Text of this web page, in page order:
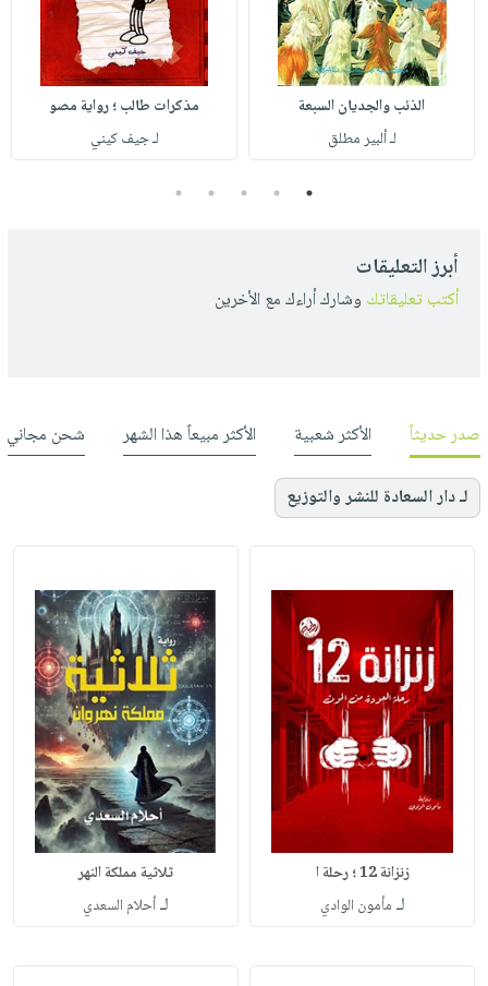
الذئب والجديان السبعة
لـ ألبير مطلق
مذكرات طالب ؛ رواية مصو
لـ جيف كيني
1
2
3
4
5
أبرز التعليقات
أكتب تعليقاتك وشارك أراءك مع الأخرين
صدر حديثاً الأكثر شعبية الأكثر مبيعاً هذا الشهر شحن مجاني
لـ دار السعادة للنشر والتوزيع
زنزانة 12 ؛ رحلة ا
لـ مأمون الوادي
ثلاثية مملكة النهر
لـأحلام السعدي